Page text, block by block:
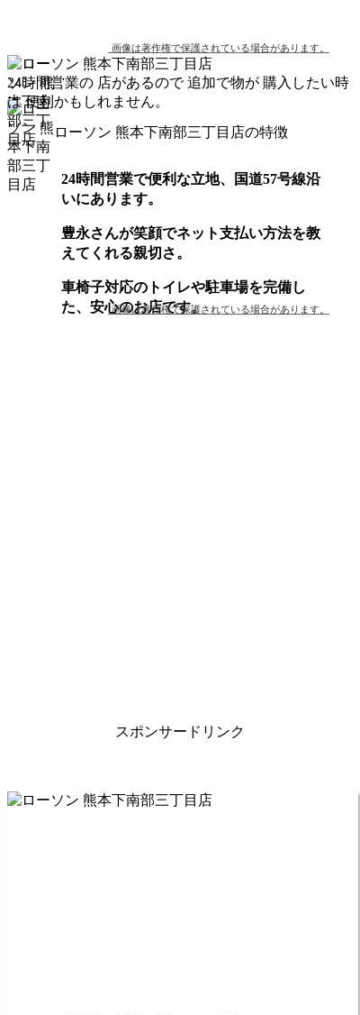
画像は著作権で保護されている場合があります。
24時間営業の 店があるので 追加で物が 購入したい時
は 便利かもしれません。
画像は著作権で保護されている場合があります。
ローソン 熊本下南部三丁目店の特徴
24時間営業で便利な立地、国道57号線沿
いにあります。
豊永さんが笑顔でネット支払い方法を教
えてくれる親切さ。
車椅子対応のトイレや駐車場を完備し
た、安心のお店です。
スポンサードリンク